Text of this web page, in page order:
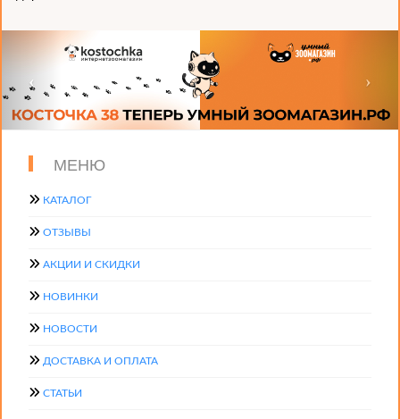
МЕНЮ
КАТАЛОГ
ОТЗЫВЫ
АКЦИИ И СКИДКИ
НОВИНКИ
НОВОСТИ
ДОСТАВКА И ОПЛАТА
СТАТЬИ